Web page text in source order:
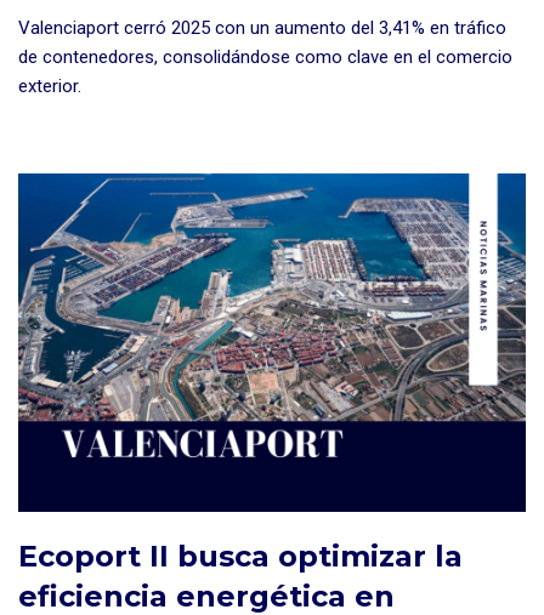
Valenciaport cerró 2025 con un aumento del 3,41% en tráfico
de contenedores, consolidándose como clave en el comercio
exterior.
Ecoport II busca optimizar la
eficiencia energética en